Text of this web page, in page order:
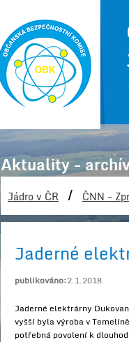
Aktuality -
Jádro v ČR / ČNN -
Jaderné
publikováno:2.1.2018
Jaderné elektrárny
vyšší byla výroba v
potřebná povolení k